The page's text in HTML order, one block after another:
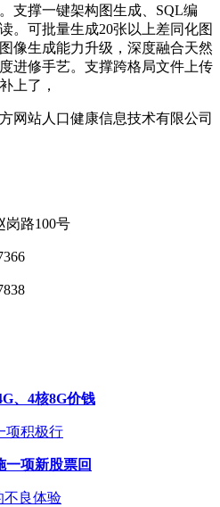
支撑一键架构图生成、SQL编
。可批量生成20张以上差同化图
像生成能力升级，深度融合天然
进修手艺。支撑跨格局文件上传
上了，
网站人口健康信息技术有限公司
岗路100号
、4核8G价钱
项积极行
一项新股票回
不良体验